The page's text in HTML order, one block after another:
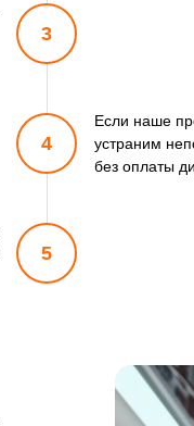
3
4
5
Если наше
устраним
без оплаты